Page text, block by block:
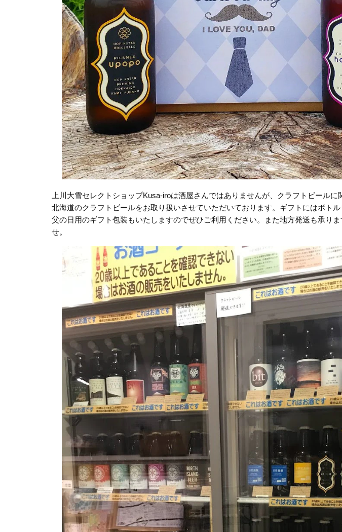
上川大雪セレクトショップKusa-iroは酒屋さんではありませんが、クラフトビール
北海道のクラフトビールをお取り扱いさせていただいております。ギフトにはボト
父の日用のギフト包装もいたしますのでぜひご利用ください。また地方発送も承り
せ。